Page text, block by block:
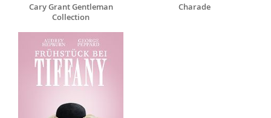
Cary Grant Gentleman
Collection
Charade